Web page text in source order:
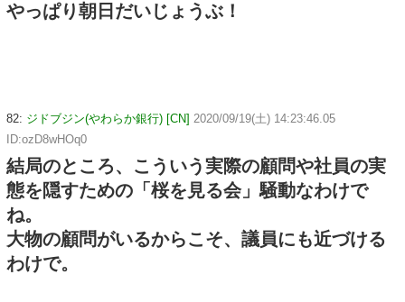
やっぱり朝日だいじょうぶ！
82: ジドブジン(やわらか銀行) [CN] 2020/09/19(土) 14:23:46.05
ID:ozD8wHOq0
結局のところ、こういう実際の顧問や社員の実
態を隠すための「桜を見る会」騒動なわけで
ね。
大物の顧問がいるからこそ、議員にも近づける
わけで。